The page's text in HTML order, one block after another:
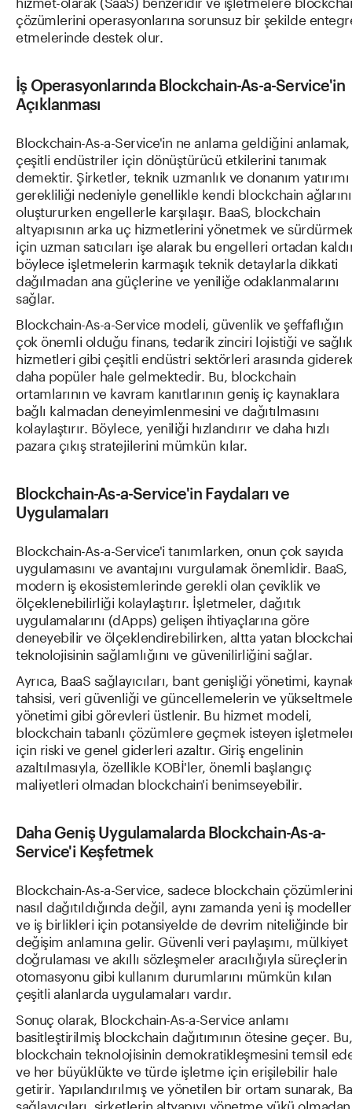
çözümlerini operasyonlarına sorunsuz bir şekilde
etmelerinde destek olur.
İş Operasyonlarında Blockchain-As-a-Service'in
Açıklanması
Blockchain-As-a-Service'in ne anlama geldiğini anlamak,
çeşitli endüstriler için dönüştürücü etkilerini tanımak
demektir. Şirketler, teknik uzmanlık ve donanım yatırımı
gerekliliği nedeniyle genellikle kendi blockchain ağlarını
oluştururken engellerle karşılaşır. BaaS, blockchain
altyapısının arka uç hizmetlerini yönetmek ve
için uzman satıcıları işe alarak bu engelleri ortadan
böylece işletmelerin karmaşık teknik detaylarla dikkati
dağılmadan ana güçlerine ve yeniliğe odaklanmalarını
sağlar.
Blockchain-As-a-Service modeli, güvenlik ve şeffaflığın
çok önemli olduğu finans, tedarik zinciri lojistiği ve sağlık
hizmetleri gibi çeşitli endüstri sektörleri arasında giderek
daha popüler hale gelmektedir. Bu, blockchain
ortamlarının ve kavram kanıtlarının geniş iç kaynaklara
bağlı kalmadan deneyimlenmesini ve dağıtılmasını
kolaylaştırır. Böylece, yeniliği hızlandırır ve daha hızlı
pazara çıkış stratejilerini mümkün kılar.
Blockchain-As-a-Service'in Faydaları ve
Uygulamaları
Blockchain-As-a-Service'i tanımlarken, onun çok sayıda
uygulamasını ve avantajını vurgulamak önemlidir. BaaS,
modern iş ekosistemlerinde gerekli olan çeviklik ve
ölçeklenebilirliği kolaylaştırır. İşletmeler, dağıtık
uygulamalarını (dApps) gelişen ihtiyaçlarına göre
deneyebilir ve ölçeklendirebilirken, altta yatan
teknolojisinin sağlamlığını ve güvenilirliğini sağlar.
Ayrıca, BaaS sağlayıcıları, bant genişliği yönetimi,
tahsisi, veri güvenliği ve güncellemelerin ve
yönetimi gibi görevleri üstlenir. Bu hizmet modeli,
blockchain tabanlı çözümlere geçmek isteyen
için riski ve genel giderleri azaltır. Giriş engelinin
azaltılmasıyla, özellikle KOBİ'ler, önemli başlangıç
maliyetleri olmadan blockchain'i benimseyebilir.
Daha Geniş Uygulamalarda Blockchain-As-a-
Service'i Keşfetmek
Blockchain-As-a-Service, sadece blockchain
nasıl dağıtıldığında değil, aynı zamanda yeni iş
ve iş birlikleri için potansiyelde de devrim niteliğinde bir
değişim anlamına gelir. Güvenli veri paylaşımı, mülkiyet
doğrulaması ve akıllı sözleşmeler aracılığıyla süreçlerin
otomasyonu gibi kullanım durumlarını mümkün kılan
çeşitli alanlarda uygulamaları vardır.
Sonuç olarak, Blockchain-As-a-Service anlamı
basitleştirilmiş blockchain dağıtımının ötesine geçer. Bu,
blockchain teknolojisinin demokratikleşmesini temsil
ve her büyüklükte ve türde işletme için erişilebilir hale
getirir. Yapılandırılmış ve yönetilen bir ortam sunarak,
sağlayıcıları, şirketlerin altyapıyı yönetme yükü olmadan